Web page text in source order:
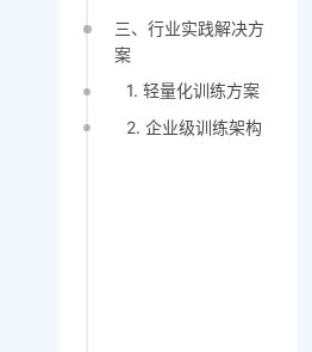
三、行业实践解决方
案
1. 轻量化训练方案
2. 企业级训练架构